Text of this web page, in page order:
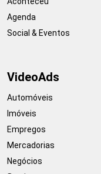
Agenda
Social & Eventos
VideoAds
Automóveis
Imóveis
Empregos
Mercadorias
Negócios